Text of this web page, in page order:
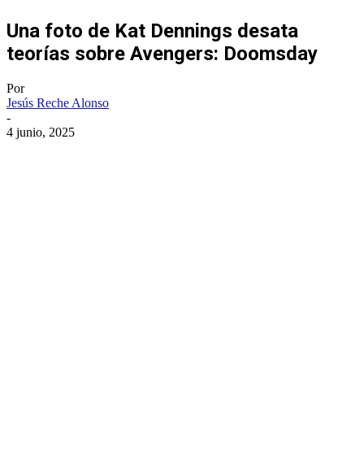
Una foto de Kat Dennings desata
teorías sobre Avengers: Doomsday
Por
Jesús Reche Alonso
-
4 junio, 2025